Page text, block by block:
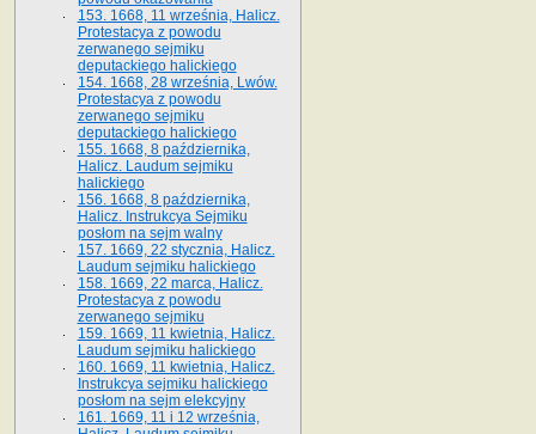
153. 1668, 11 września, Halicz.
Protestacya z powodu
zerwanego sejmiku
deputackiego halickiego
154. 1668, 28 września, Lwów.
Protestacya z powodu
zerwanego sejmiku
deputackiego halickiego
155. 1668, 8 października,
Halicz. Laudum sejmiku
halickiego
156. 1668, 8 października,
Halicz. Instrukcya Sejmiku
posłom na sejm walny
157. 1669, 22 stycznia, Halicz.
Laudum sejmiku halickiego
158. 1669, 22 marca, Halicz.
Protestacya z powodu
zerwanego sejmiku
159. 1669, 11 kwietnia, Halicz.
Laudum sejmiku halickiego
160. 1669, 11 kwietnia, Halicz.
Instrukcya sejmiku halickiego
posłom na sejm elekcyjny
161. 1669, 11 i 12 września,